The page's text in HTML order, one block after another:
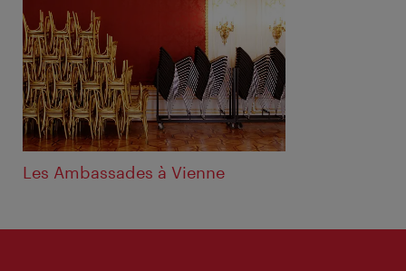
Les Ambassades à Vienne